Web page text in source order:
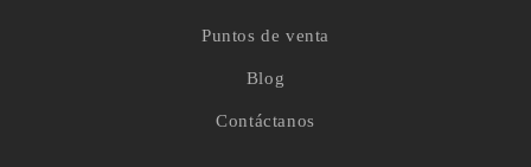
Puntos de venta
Blog
Contáctanos